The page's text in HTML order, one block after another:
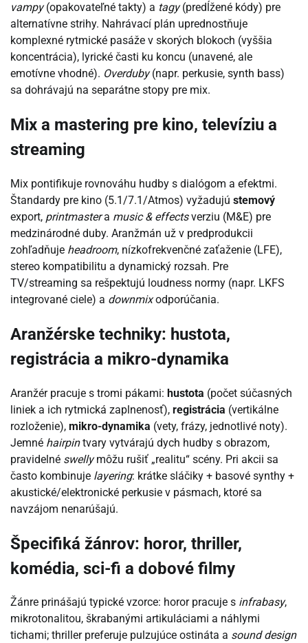
vampy(opakovateľné takty) a tagy(predĺžené kódy) pre
alternatívne strihy. Nahrávací plán uprednostňuje
komplexné rytmické pasáže v skorých blokoch (vyššia
koncentrácia), lyrické časti ku koncu (unavené, ale
emotívne vhodné). Overduby(napr. perkusie, synth bass)
sa dohrávajú na separátne stopy pre mix.
Mix a mastering pre kino, televíziu a
streaming
Mix pontifikuje rovnováhu hudby s dialógom a efektmi.
Štandardy pre kino (5.1/7.1/Atmos) vyžadujú stemový
export, printmastera music & effectsverziu (M&E) pre
medzinárodné duby. Aranžmán už v predprodukcii
zohľadňuje headroom, nízkofrekvenčné zaťaženie (LFE),
stereo kompatibilitu a dynamický rozsah. Pre
TV/streaming sa rešpektujú loudness normy (napr. LKFS
integrované ciele) a downmixodporúčania.
Aranžérske techniky: hustota,
registrácia a mikro-dynamika
Aranžér pracuje s tromi pákami: hustota (počet súčasných
liniek a ich rytmická zaplnenosť), registrácia (vertikálne
rozloženie), mikro-dynamika (vety, frázy, jednotlivé noty).
Jemné hairpintvary vytvárajú dych hudby s obrazom,
pravidelné swellymôžu rušiť „realitu“ scény. Pri akcii sa
často kombinuje layering: krátke sláčiky + basové synthy +
akustické/elektronické perkusie v pásmach, ktoré sa
navzájom nenarúšajú.
Špecifiká žánrov: horor, thriller,
komédia, sci-fi a dobové filmy
Žánre prinášajú typické vzorce: horor pracuje s infrabasy,
mikrotonalitou, škrabanými artikuláciami a náhlymi
tichami; thriller preferuje pulzujúce ostináta a sound design